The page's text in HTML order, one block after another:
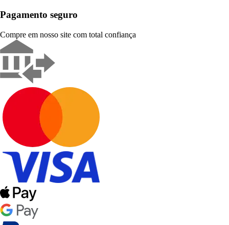
Pagamento seguro
Compre em nosso site com total confiança